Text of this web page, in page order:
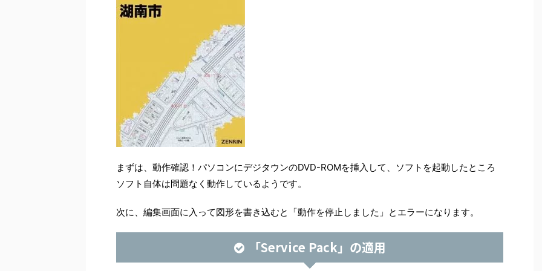
まずは、動作確認！パソコンにデジタウンのDVD-ROMを挿入して、ソフトを起動したところ
ソフト自体は問題なく動作しているようです。
次に、編集画面に入って図形を書き込むと「動作を停止しました」とエラーになります。
「Service Pack」の適用